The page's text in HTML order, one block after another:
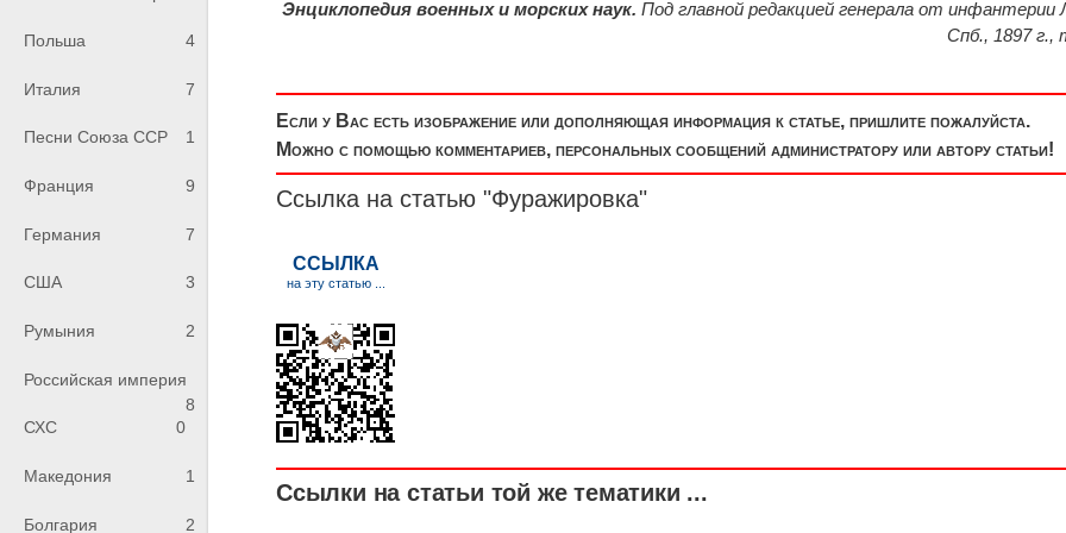
Польша 4
Италия 7
Песни Союза ССР 1
Франция 9
Германия 7
США 3
Румыния 2
Российская империя
8
СХС
0
Македония 1
Болгария 2
Энциклопедия военных и морских наук. Под главной редакцией генерала от инфантерии
Спб., 1897 г.,
Если у Вас есть изображение или дополняющая информация к статье, пришлите пожалуйста.
Можно с помощью комментариев, персональных сообщений администратору или автору статьи!
Ссылка на статью "Фуражировка"
Ссылки на статьи той же тематики ...